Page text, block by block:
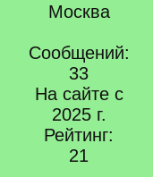
Москва
Сообщений:
33
На сайте с
2025 г.
Рейтинг:
21